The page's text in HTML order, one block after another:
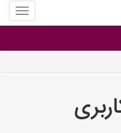
منوی
سایت